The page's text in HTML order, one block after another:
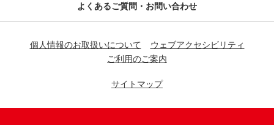
よくあるご質問・お問い合わせ
個人情報のお取扱いについて
ウェブアクセシビリティ
ご利用のご案内
サイトマップ